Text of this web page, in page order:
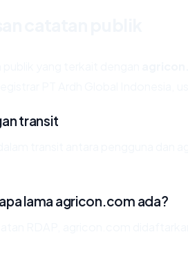
transit
lama agricon.com ada?